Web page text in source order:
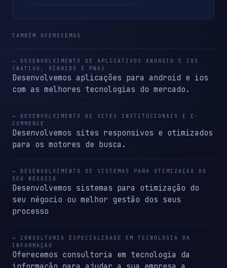
TAMBÉM OFERECEMOS
→ DESENVOLVIMENTO DE APLICATIVOS ANDROID E IOS
(NATIVO, HÍBRIDO E PWA)
Desenvolvemos aplicações para android e ios
com as melhores tecnologias do mercado.
→ DESENVOLVIMENTO DE SITES INSTITUCIONAIS E E-
COMMERCE
Desenvolvemos sites responsivos e otimizados
para os motores de busca.
→ DESENVOLVIMENTO DE SISTEMAS PARA OTIMIZAÇÃO DO
SEU NÉGOCIO
Desenvolvemos sistemas para otimização do
seu négocio ou melhor gestão dos seus
processo
→ CONSULTORIA ESPECIALIDADE EM TECNOLOGIA DA
INFORMAÇÃO
Oferecemos consultoria em tecnologia da